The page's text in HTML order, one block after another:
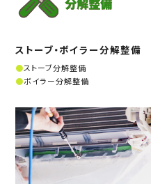
ストーブ・ボイラー分解整備
ストーブ分解整備
ボイラー分解整備